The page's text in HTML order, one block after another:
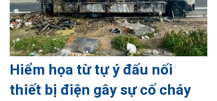
Hiểm họa từ tự ý đấu nối
thiết bị điện gây sự cố cháy